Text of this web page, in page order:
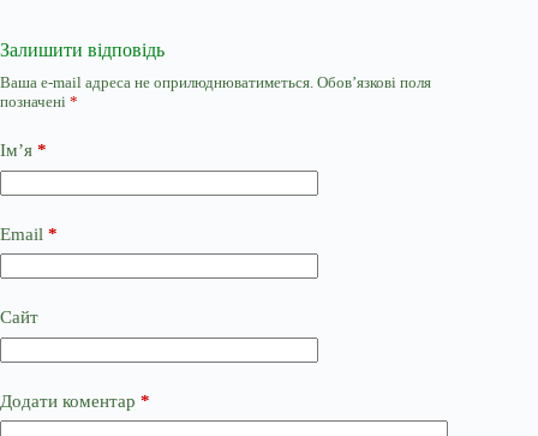
Залишити відповідь
Ваша e-mail адреса не оприлюднюватиметься. Обов’язкові поля
позначені *
Ім’я *
Email *
Сайт
Додати коментар *